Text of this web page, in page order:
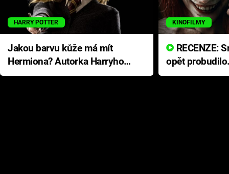
HARRY POTTER
Jakou barvu kůže má mít
Hermiona? Autorka Harryho
Pottera přišla s ráznou
KINOFILMY
opět
přichází s